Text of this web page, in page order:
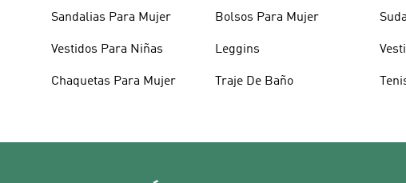
Sandalias Para Mujer
Vestidos Para Niñas
Chaquetas Para Mujer
Bolsos Para Mujer
Leggins
Traje De Baño